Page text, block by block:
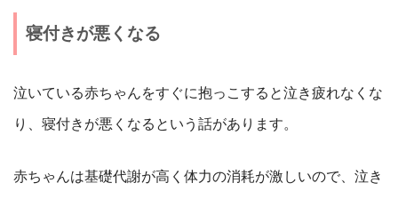
寝付きが悪くなる
泣いている赤ちゃんをすぐに抱っこすると泣き疲れなくな
り、寝付きが悪くなるという話があります。
赤ちゃんは基礎代謝が高く体力の消耗が激しいので、泣き